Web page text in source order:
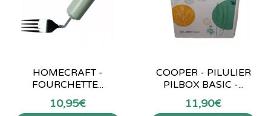
HOMECRAFT -
FOURCHETTE...
10,95€
COOPER - PILULIER
PILBOX BASIC -...
11,90€